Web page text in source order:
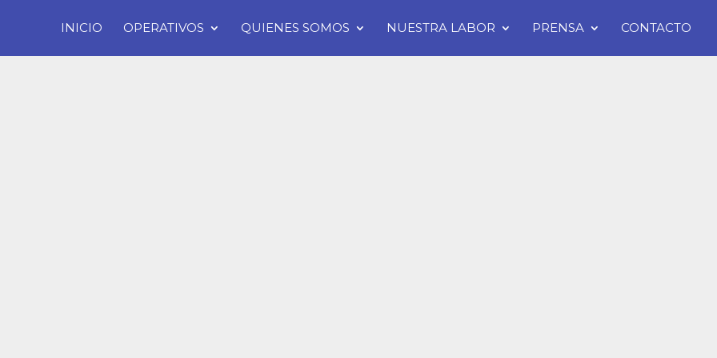
INICIO OPERATIVOS QUIENES SOMOS NUESTRA LABOR PRENSA CONTACTO